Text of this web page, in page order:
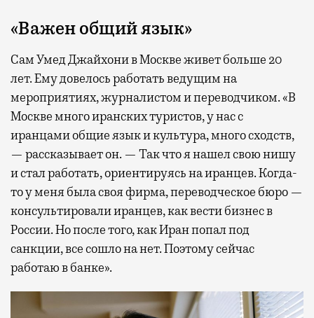
«Важен общий язык»
Сам Умед Джайхони в Москве живет больше 20
лет. Ему довелось работать ведущим на
мероприятиях, журналистом и переводчиком. «В
Москве много иранских туристов, у нас с
иранцами общие язык и культура, много сходств,
— рассказывает он. — Так что я нашел свою нишу
и стал работать, ориентируясь на иранцев. Когда-
то у меня была своя фирма, переводческое бюро —
консультировали иранцев, как вести бизнес в
России. Но после того, как Иран попал под
санкции, все сошло на нет. Поэтому сейчас
работаю в банке».